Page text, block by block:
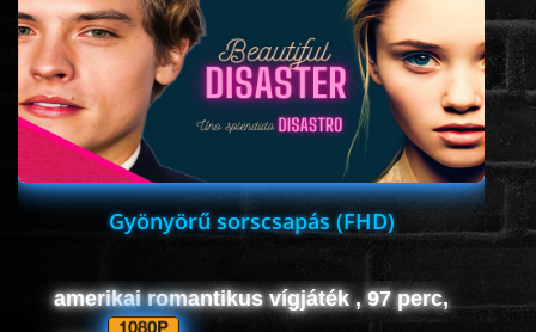
www.onlinefilmvilag2.eu,Copyright © 2017-2026 Az oldal nem tárol
semmilyen jogsértő tartalmat. Minden adat külső forrásból származik |
Frissítve: 2026.07.27|Fel ↑
Gyönyörű sorscsapás (FHD)
amerikai romantikus vígjáték , 97 perc,